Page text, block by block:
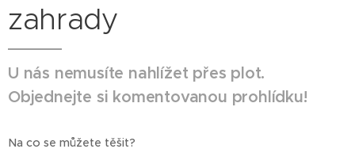
zahrady
U nás nemusíte nahlížet přes plot.
Objednejte si komentovanou prohlídku!
Na co se můžete těšit?